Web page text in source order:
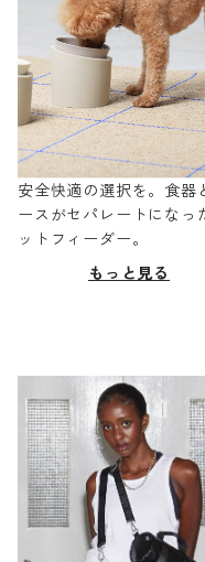
安全快適の選択を。食器
ースがセパレートになっ
ットフィーダー。
もっと見る